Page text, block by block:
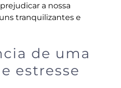
a nossa
tranquilizantes e
de uma
estresse